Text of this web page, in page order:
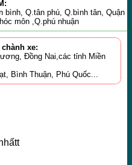
bình, Q.tân phú, Q.bình tân, Quận
môn ,Q.phú nhuận
xe:
Đồng Nai,các tỉnh Miền
Bình Thuận, Phú Quốc...